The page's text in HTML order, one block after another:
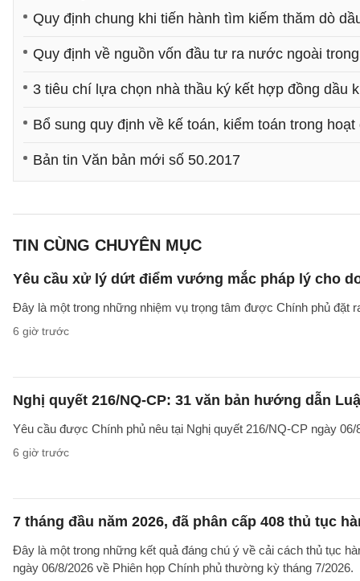
Quy định chung khi tiến hành tìm kiếm thăm dò
Quy định về nguồn vốn đầu tư ra nước ngoài
3 tiêu chí lựa chọn nhà thầu ký kết hợp đồng dầu
Bổ sung quy định về kế toán, kiểm toán trong
Bản tin Văn bản mới số 50.2017
TIN CÙNG CHUYÊN MỤC
Yêu cầu xử lý dứt điểm vướng mắc pháp lý cho
Đây là một trong những nhiệm vụ trọng tâm được Chính phủ đặt
6 giờ trước
Nghị quyết 216/NQ-CP: 31 văn bản hướng dẫn
Yêu cầu được Chính phủ nêu tại Nghị quyết 216/NQ-CP ngày
6 giờ trước
7 tháng đầu năm 2026, đã phân cấp 408 thủ tục
Đây là một trong những kết quả đáng chú ý về cải cách thủ tục
ngày 06/8/2026 về Phiên họp Chính phủ thường kỳ tháng 7/2026.